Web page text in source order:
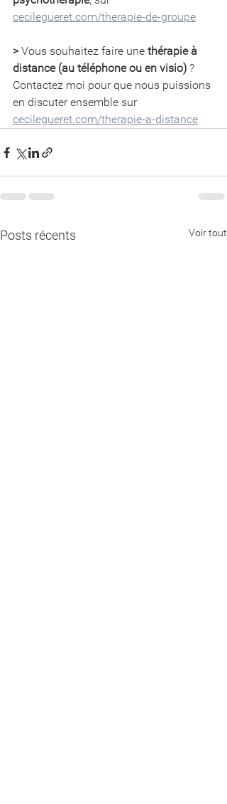
cecilegueret.com/therapie-de-groupe
> Vous souhaitez faire une thérapie à
distance (au téléphone ou en visio) ?
Contactez moi pour que nous puissions
en discuter ensemble sur
cecilegueret.com/therapie-a-distance
Posts récents Voir tout